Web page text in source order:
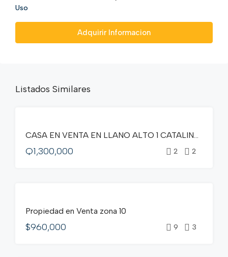
Uso
Adquirir Informacion
Listados Similares
VENTA
CASA EN VENTA EN LLANO ALTO 1 CATALINA ZONA 6 VILLA NUEVA
Q1,300,000 2 2
VENTA
Propiedad en Venta zona 10
$960,000 9 3